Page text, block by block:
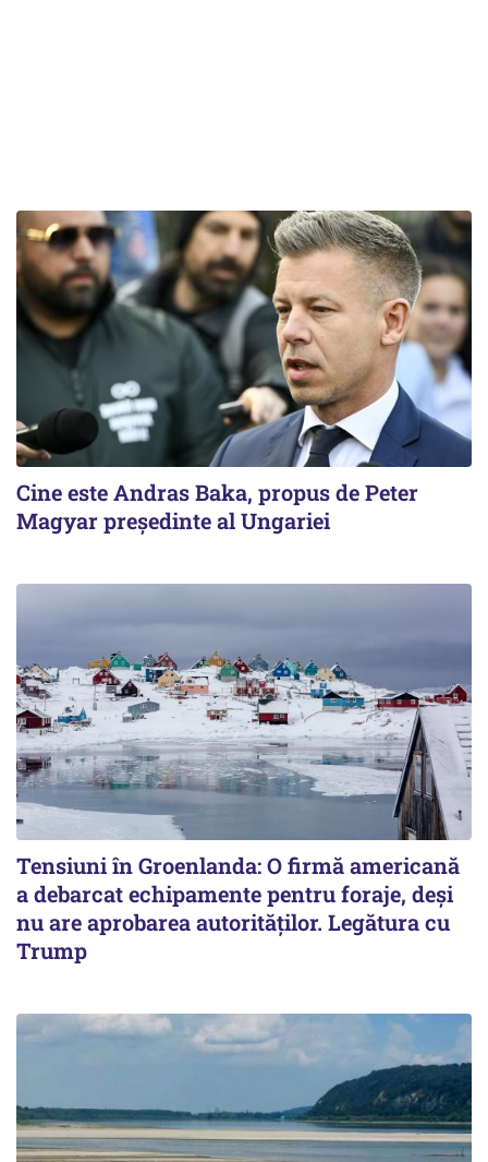
Cine este Andras Baka, propus de Peter
Magyar președinte al Ungariei
Tensiuni în Groenlanda: O firmă americană
a debarcat echipamente pentru foraje, deși
nu are aprobarea autorităților. Legătura cu
Trump